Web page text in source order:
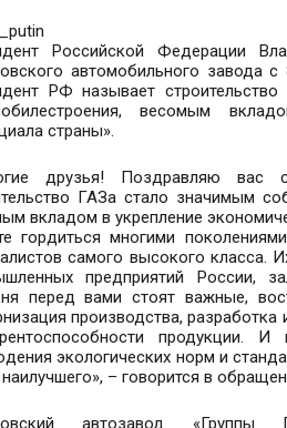
Российской Федерации
автомобильного завода
РФ называет
весомым
страны».
друзья! Поздравляю вас
ГАЗа стало значимым
вкладом в укрепление
гордиться многими
самого высокого класса.
предприятий России,
перед вами стоят важные,
производства,
продукции.
экологических норм и
наилучшего», – говорится в
автозавод